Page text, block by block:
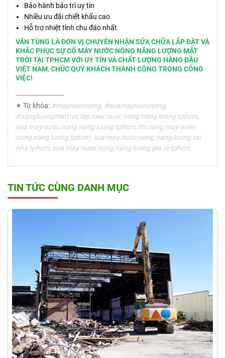
Bảo hành bảo trì uy tín
Nhiều ưu đãi chiết khấu cao
Hỗ trợ nhiệt tình chu đáo nhất
VĂN TÙNG LÀ ĐƠN VỊ CHUYÊN NHẬN SỬA CHỮA LẮP ĐẶT VÀ
KHẮC PHỤC SỰ CỐ MÁY NƯỚC NÓNG NĂNG LƯỢNG MẶT
TRỜI TẠI TPHCM VỚI UY TÍN VÀ CHẤT LƯỢNG HÀNG ĐẦU
VIỆT NAM, CHÚC QUÝ KHÁCH THÀNH CÔNG TRONG CÔNG
VIỆC!
------------------------
✶ Từ khóa: #maynuocnong, #suamaynuocnong,
#nangluongmattroi, lap may nuoc nong nang luong tphcm,
sua may nuoc nong nang luong tphcm, thi cong may nuoc
nong nang luong tphcm, sua may nuoc nong nang luong tai
nha tphcm, sua may nuoc nong nang luong gia re tphcm
TIN TỨC CÙNG DANH MỤC